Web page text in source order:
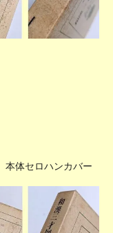
体セロハンカバー